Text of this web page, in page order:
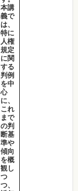
本講
義で
は、
特に
人権
規定
に関
する
判例
を中
心
に、
これ
まで
の判
断基
準や
傾向
を概
観し
つ
つ、